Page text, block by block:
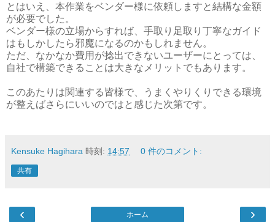
とはいえ、本作業をベンダー様に依頼しますと結構な金額
が必要でした。
ベンダー様の立場からすれば、手取り足取り丁寧なガイド
はもしかしたら邪魔になるのかもしれません。
ただ、なかなか費用が捻出できないユーザーにとっては、
自社で構築できることは大きなメリットでもあります。
このあたりは関連する皆様で、うまくやりくりできる環境
が整えばさらにいいのではと感じた次第です。
Kensuke Hagihara 時刻: 14:57 0 件のコメント:
共有
‹ ›
ホーム